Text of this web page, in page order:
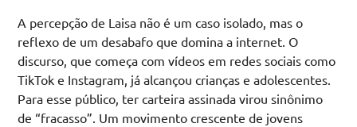
A percepção de Laisa não é um caso isolado, mas o
reflexo de um desabafo que domina a internet. O
discurso, que começa com vídeos em redes sociais como
TikTok e Instagram, já alcançou crianças e adolescentes.
Para esse público, ter carteira assinada virou sinônimo
de “fracasso”. Um movimento crescente de jovens